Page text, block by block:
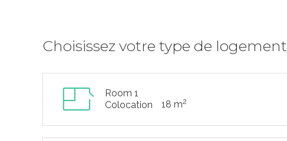
Choisissez votre type de logement
Room 1
Colocation
18 m2